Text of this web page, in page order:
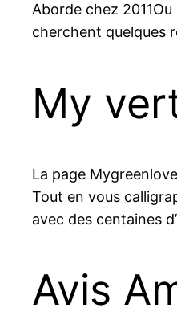
Aborde chez
cherchent quelques
My
La page
Tout en vous
avec des centaines
Avis